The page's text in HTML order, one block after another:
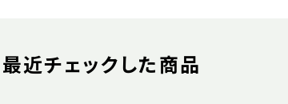
最近チェックした商品